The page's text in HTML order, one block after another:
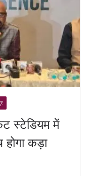
स्टेडियम में
कड़ा